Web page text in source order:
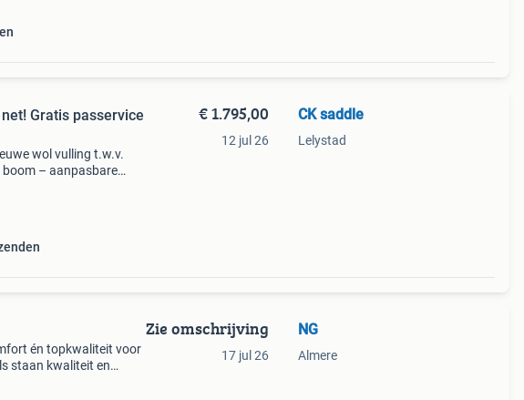
Gratis passervice
wol vulling t.w.v.
– aanpasbare
€ 1.795,00
12 jul 26
CK saddle
Lelystad
én topkwaliteit voor
staan kwaliteit en
Zie omschrijving
17 jul 26
NG
Almere